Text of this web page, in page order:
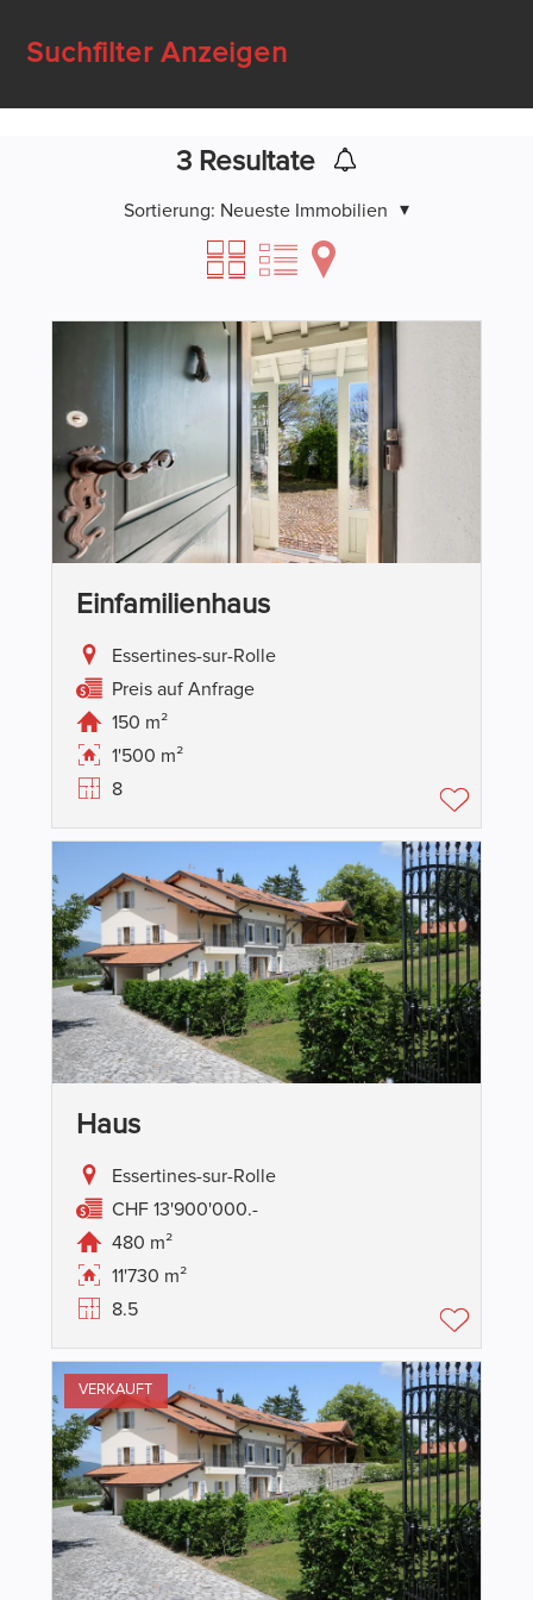
Suchfilter Anzeigen
3Resultate
Sortierung: Neueste Immobilien
Einfamilienhaus
Essertines-sur-Rolle
Preis auf Anfrage
150 m²
1'500 m²
8
Haus
Essertines-sur-Rolle
CHF 13'900'000.-
480 m²
11'730 m²
8.5
VERKAUFT